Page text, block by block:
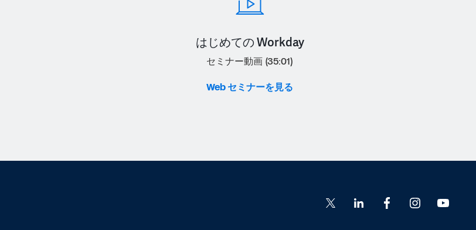
はじめての Workday
セミナー動画 (35:01)
Web セミナーを見る